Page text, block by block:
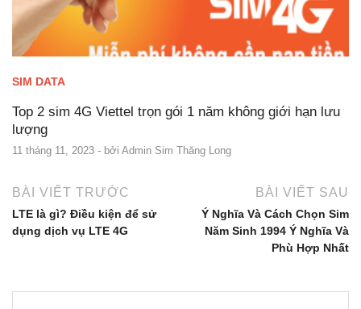
SIM DATA
Top 2 sim 4G Viettel trọn gói 1 năm không giới hạn lưu
lượng
11 tháng 11, 2023 - bởi Admin Sim Thăng Long
BÀI VIẾT TRƯỚC
LTE là gì? Điều kiện để sử
dụng dịch vụ LTE 4G
BÀI VIẾT SAU
Ý Nghĩa Và Cách Chọn Sim
Năm Sinh 1994 Ý Nghĩa Và
Phù Hợp Nhất